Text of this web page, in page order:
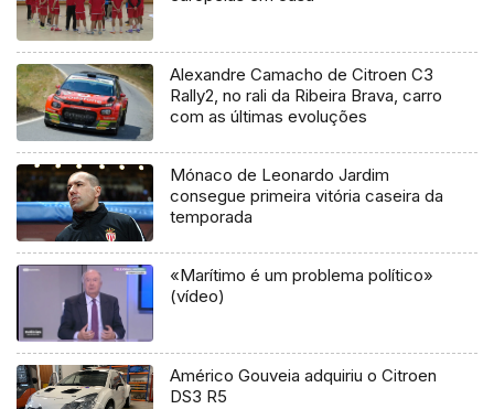
Alexandre Camacho de Citroen C3
Rally2, no rali da Ribeira Brava, carro
com as últimas evoluções
Mónaco de Leonardo Jardim
consegue primeira vitória caseira da
temporada
«Marítimo é um problema político»
(vídeo)
Américo Gouveia adquiriu o Citroen
DS3 R5